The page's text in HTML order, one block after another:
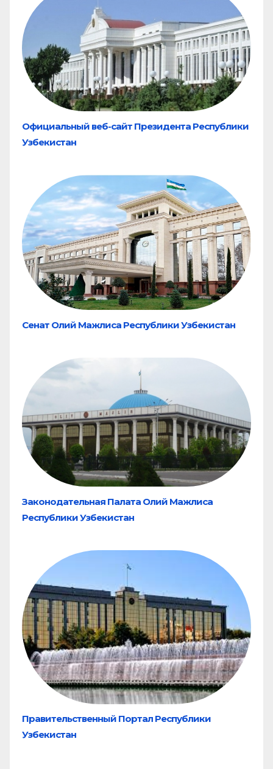
Официальный веб-сайт Президента Республики
Узбекистан
Сенат Олий Мажлиса Республики Узбекистан
Законодательная Палата Олий Мажлиса
Республики Узбекистан
Правительственный Портал Республики
Узбекистан